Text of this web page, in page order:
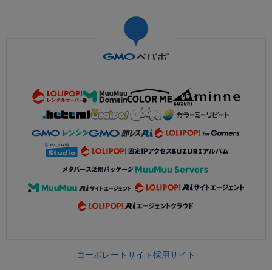
コーポレートサイト採用サイト